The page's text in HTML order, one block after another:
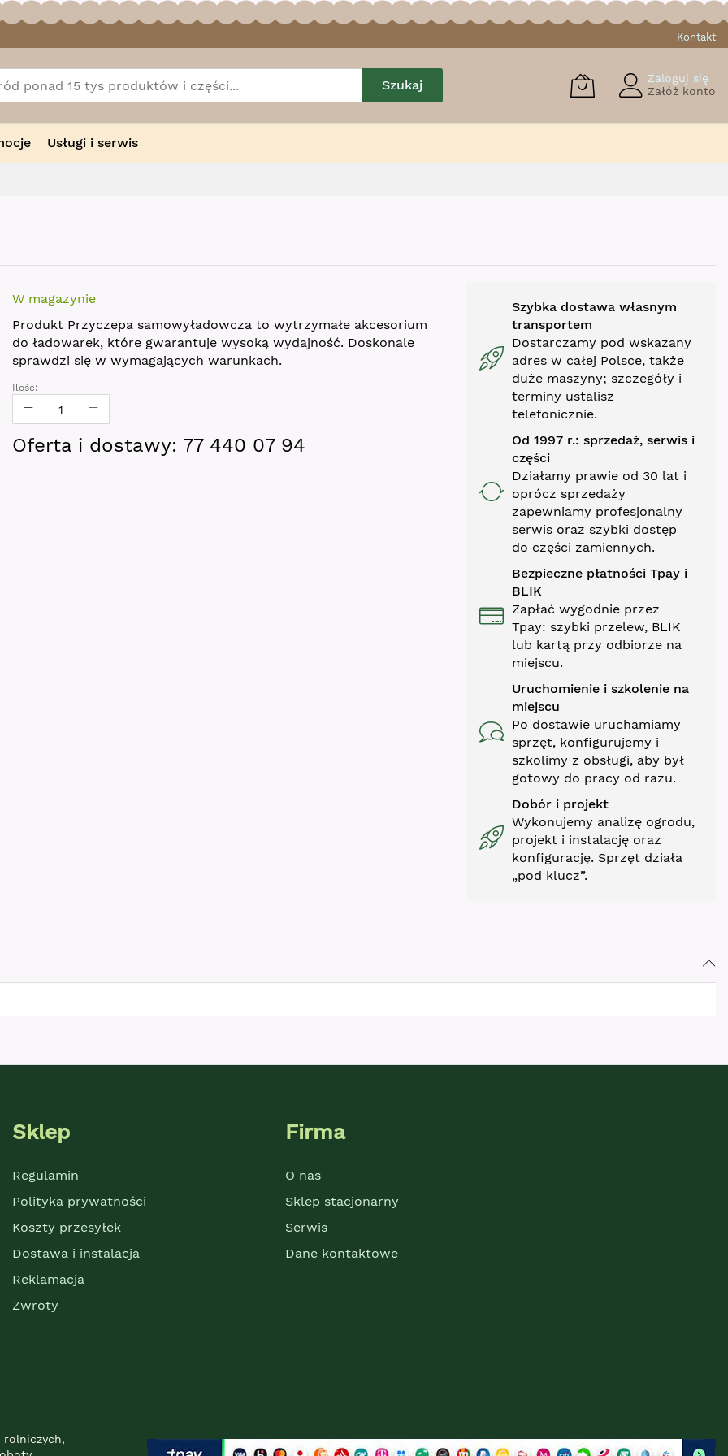
Kontakt
Szukaj
Zaloguj się
Załóż konto
Usługi i serwis
W magazynie
Produkt Przyczepa samowyładowcza to wytrzymałe akcesorium
do ładowarek, które gwarantuje wysoką wydajność. Doskonale
sprawdzi się w wymagających warunkach.
Ilość:
Oferta i dostawy: 77 440 07 94
Szybka dostawa własnym
transportem
Dostarczamy pod wskazany
adres w całej Polsce, także
duże maszyny; szczegóły i
terminy ustalisz
telefonicznie.
Od 1997 r.: sprzedaż, serwis i
części
Działamy prawie od 30 lat i
oprócz sprzedaży
zapewniamy profesjonalny
serwis oraz szybki dostęp
do części zamiennych.
Bezpieczne płatności Tpay i
BLIK
Zapłać wygodnie przez
Tpay: szybki przelew, BLIK
lub kartą przy odbiorze na
miejscu.
Uruchomienie i szkolenie na
miejscu
Po dostawie uruchamiamy
sprzęt, konfigurujemy i
szkolimy z obsługi, aby był
gotowy do pracy od razu.
Dobór i projekt
Wykonujemy analizę ogrodu,
projekt i instalację oraz
konfigurację. Sprzęt działa
„pod klucz”.
Sklep
Regulamin
Polityka prywatności
Koszty przesyłek
Dostawa i instalacja
Reklamacja
Zwroty
Firma
O nas
Sklep stacjonarny
Serwis
Dane kontaktowe
rolniczych,